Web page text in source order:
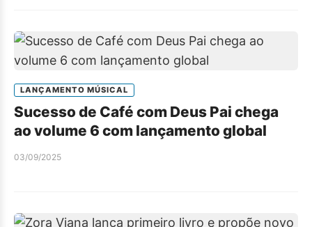
LANÇAMENTO MÚSICAL
Sucesso de Café com Deus Pai chega
ao volume 6 com lançamento global
03/09/2025